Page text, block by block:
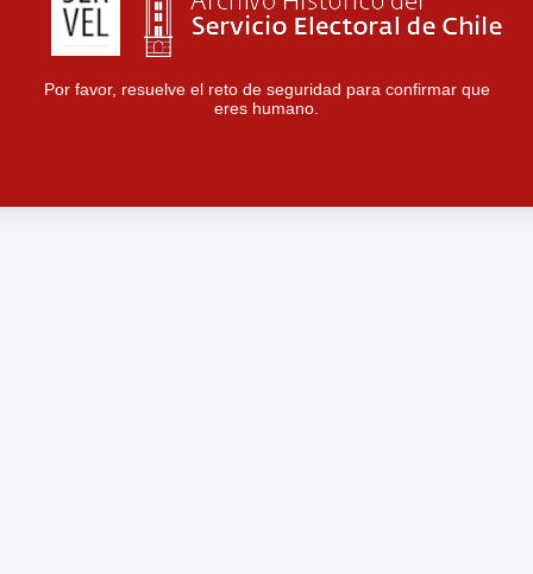
Por favor, resuelve el reto de seguridad para confirmar que
eres humano.